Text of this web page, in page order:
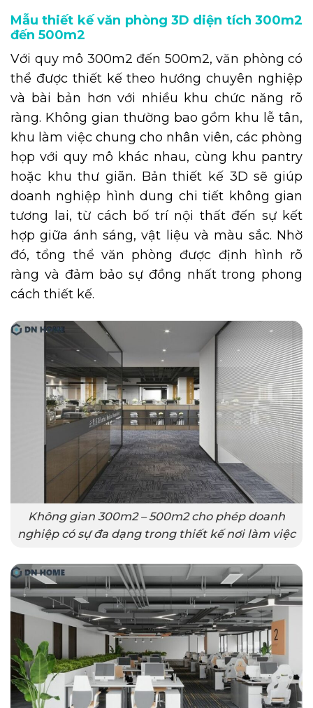
Mẫu thiết kế văn phòng 3D diện tích 300m2
đến 500m2
Với quy mô 300m2 đến 500m2, văn phòng có
thể được thiết kế theo hướng chuyên nghiệp
và bài bản hơn với nhiều khu chức năng rõ
ràng. Không gian thường bao gồm khu lễ tân,
khu làm việc chung cho nhân viên, các phòng
họp với quy mô khác nhau, cùng khu pantry
hoặc khu thư giãn. Bản thiết kế 3D sẽ giúp
doanh nghiệp hình dung chi tiết không gian
tương lai, từ cách bố trí nội thất đến sự kết
hợp giữa ánh sáng, vật liệu và màu sắc. Nhờ
đó, tổng thể văn phòng được định hình rõ
ràng và đảm bảo sự đồng nhất trong phong
cách thiết kế.
Không gian 300m2 – 500m2 cho phép doanh
nghiệp có sự đa dạng trong thiết kế nơi làm việc